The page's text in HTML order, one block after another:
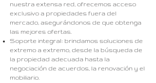
nuestra extensa red, ofrecemos acceso
exclusivo a propiedades fuera del
mercado, asegurándonos de que obtenga
las mejores ofertas.
Soporte integral: brindamos soluciones de
extremo a extremo, desde la búsqueda de
la propiedad adecuada hasta la
negociación de acuerdos, la renovación y el
mobiliario.